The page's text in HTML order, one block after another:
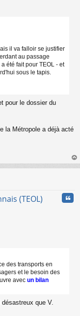
il va falloir se justifier
au passage
été fait pour TEOL - et
sous le tapis.
pour le dossier du
la Métropole a déjà acté
au
(TEOL)
des transports en
et le besoin des
avec un bilan
que V.